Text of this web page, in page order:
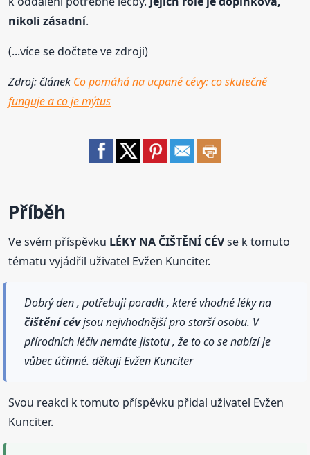
nikoli zásadní.
(...více se dočtete ve zdroji)
Zdroj: článek Co pomáhá na ucpané cévy: co skutečně
funguje a co je mýtus
Příběh
Ve svém příspěvku LÉKY NA ČIŠTĚNÍ CÉVse k tomuto
tématu vyjádřil uživatel Evžen Kunciter.
Dobrý den , potřebuji poradit , které vhodné léky na
čištěnícévjsou nejvhodnější pro starší osobu. V
přírodních léčiv nemáte jistotu , že to co se nabízí je
vůbec účinné. děkuji Evžen Kunciter
Svou reakci k tomuto příspěvku přidal uživatel Evžen
Kunciter.